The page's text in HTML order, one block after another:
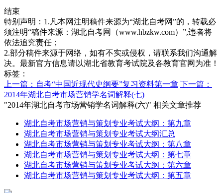
结束
特别声明：1.凡本网注明稿件来源为“湖北自考网”的，转载必
须注明“稿件来源：湖北自考网（www.hbzkw.com）”,违者将
依法追究责任；
2.部分稿件来源于网络，如有不实或侵权，请联系我们沟通解
决。最新官方信息请以湖北省教育考试院及各教育官网为准！
标签：
上一篇：自考“中国近现代史纲要”复习资料第一章 下一篇：
2014年湖北自考市场营销学名词解释(七)
"2014年湖北自考市场营销学名词解释(六)" 相关文章推荐
湖北自考市场营销与策划专业考试大纲：第九章
湖北自考市场营销与策划专业考试大纲汇总
湖北自考市场营销与策划专业考试大纲：第八章
湖北自考市场营销与策划专业考试大纲：第七章
湖北自考市场营销与策划专业考试大纲：第六章
湖北自考市场营销与策划专业考试大纲：第五章